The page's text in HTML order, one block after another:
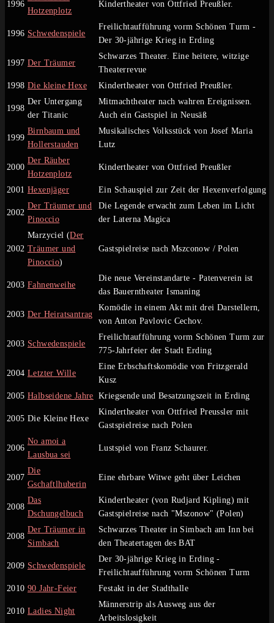
1996
Hotzenplotz
Kindertheater von Ottfried Preußler.
1996 Schwedenspiele
Freilichtaufführung vorm Schönen Turm -
Der 30-jährige Krieg in Erding
1997 Der Träumer
Schwarzes Theater. Eine heitere, witzige
Theaterrevue
1998 Die kleine Hexe Kindertheater von Ottfried Preußler.
1998
Der Untergang
der Titanic
Mitmachtheater nach wahren Ereignissen.
Auch ein Gastspiel in Neusäß
1999
Birnbaum und
Hollerstauden
Musikalisches Volksstück von Josef Maria
Lutz
2000
Der Räuber
Hotzenplotz
Kindertheater von Ottfried Preußler
2001 Hexenjäger Ein Schauspiel zur Zeit der Hexenverfolgung
2002
Der Träumer und
Pinoccio
Die Legende erwacht zum Leben im Licht
der Laterna Magica
2002
Marzyciel (Der
Träumer und
Pinoccio)
Gastspielreise nach Mszconow / Polen
2003 Fahnenweihe
Die neue Vereinstandarte - Patenverein ist
das Bauerntheater Ismaning
2003 Der Heiratsantrag
Komödie in einem Akt mit drei Darstellern,
von Anton Pavlovic Cechov.
2003 Schwedenspiele
Freilichtaufführung vorm Schönen Turm zur
775-Jahrfeier der Stadt Erding
2004 Letzter Wille
Eine Erbschaftskomödie von Fritzgerald
Kusz
2005 Halbseidene Jahre Kriegsende und Besatzungszeit in Erding
2005 Die Kleine Hexe
Kindertheater von Ottfried Preussler mit
Gastspielreise nach Polen
2006
No amoi a
Lausbua sei
Lustspiel von Franz Schaurer.
2007
Die
Gschaftlhuberin
Eine ehrbare Witwe geht über Leichen
2008
Das
Dschungelbuch
Kindertheater (von Rudjard Kipling) mit
Gastspielreise nach "Mszonow" (Polen)
2008
Der Träumer in
Simbach
Schwarzes Theater in Simbach am Inn bei
den Theatertagen des BAT
2009 Schwedenspiele
Der 30-jährige Krieg in Erding -
Freilichtaufführung vorm Schönen Turm
2010 90 Jahr-Feier Festakt in der Stadthalle
2010 Ladies Night
Männerstrip als Ausweg aus der
Arbeitslosigkeit